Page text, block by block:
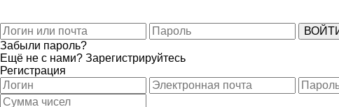
Забыли пароль?
Ещё не с нами? Зарегистрируйтесь
Регистрация